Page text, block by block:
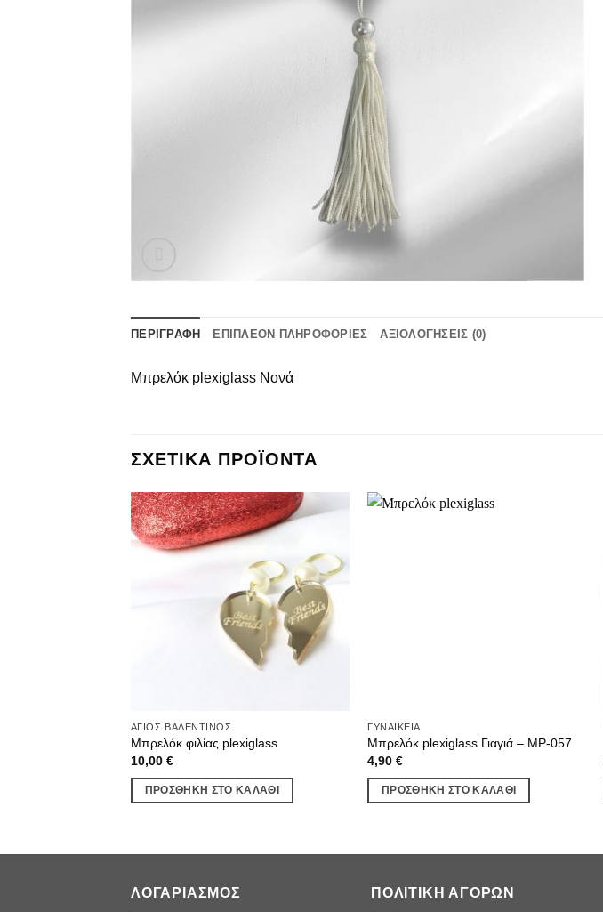
ΠΕΡΙΓΡΑΦΉ ΕΠΙΠΛΈΟΝ ΠΛΗΡΟΦΟΡΊΕΣ ΑΞΙΟΛΟΓΉΣΕΙΣ (0)
Μπρελόκ plexiglass Νονά
ΣΧΕΤΙΚΆ ΠΡΟΪΌΝΤΑ
ΆΓΙΟΣ ΒΑΛΕΝΤΊΝΟΣ
Μπρελόκ φιλίας plexiglass
10,00 €
ΠΡΟΣΘΉΚΗ ΣΤΟ ΚΑΛΆΘΙ
ΓΥΝΑΙΚΕΊΑ
Μπρελόκ plexiglass Γιαγιά – MP-057
4,90€
ΠΡΟΣΘΉΚΗ ΣΤΟ ΚΑΛΆΘΙ
ΛΟΓΑΡΙΑΣΜΌΣ ΠΟΛΙΤΙΚΉ ΑΓΟΡΏΝ